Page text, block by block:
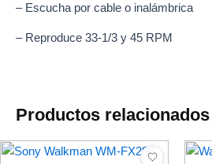
– Escucha por cable o inalámbrica
– Reproduce 33-1/3 y 45 RPM
Productos relacionados